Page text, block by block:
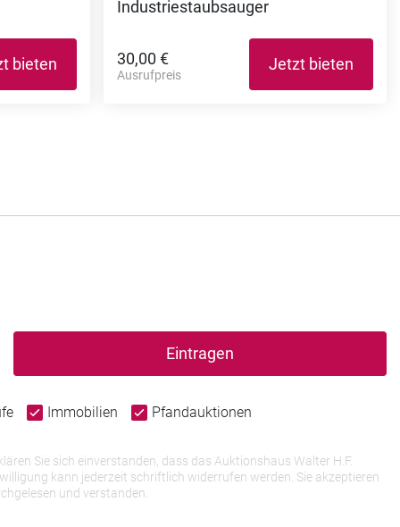
bieten
Industriestaubsauger
30,00 €
Ausrufpreis
Jetzt bieten
Eintragen
Immobilien Pfandauktionen
Sie sich einverstanden, dass das Auktionshaus Walter H.F.
kann jederzeit schriftlich widerrufen werden. Sie akzeptieren
und verstanden.